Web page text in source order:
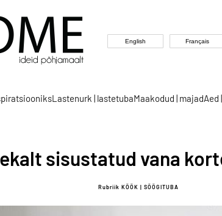
English Français
Lastenurk | lastetubaMaakodud | majadAed
sisustatud vana
Rubriik KÖÖK | SÖÖGITUBA